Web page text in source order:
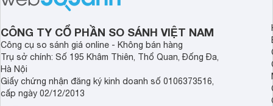
CÔNG TY CỔ PHẦN SO SÁNH VIỆT NAM
Công cụ so sánh giá online - Không bán hàng
Trụ sở chính: Số 195 Khâm Thiên, Thổ Quan, Đống Đa,
Hà Nội
Giấy chứng nhận đăng ký kinh doanh số 0106373516,
cấp ngày 02/12/2013